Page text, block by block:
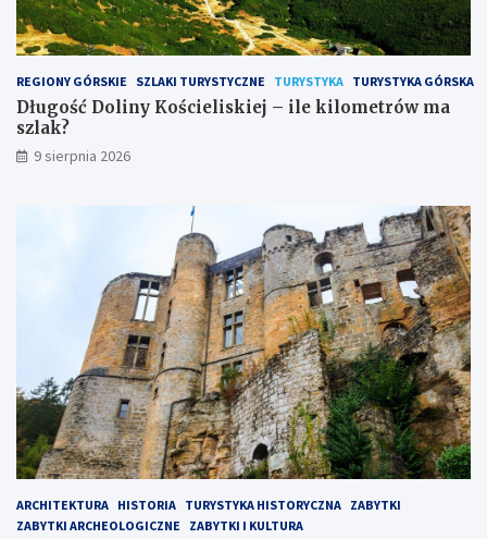
z
w
i
d
z
a
n
REGIONY GÓRSKIE SZLAKI TURYSTYCZNE TURYSTYKA TURYSTYKA GÓRSKA
Długość Doliny Kościeliskiej – ile kilometrów ma
szlak?
9 sierpnia 2026
ARCHITEKTURA HISTORIA TURYSTYKA HISTORYCZNA ZABYTKI
ZABYTKI ARCHEOLOGICZNE
ZABYTKI I KULTURA